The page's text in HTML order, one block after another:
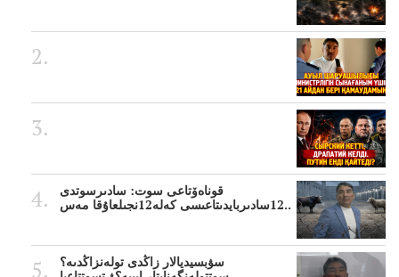
قوناەۆتاعى سوت: سادىرسوتدى
12سادىربايدىتاعىسى كەلە12نجىلعاۇقا مەس..
سۋبسيديالار زاڭدى تولەنزاڭدىە؟